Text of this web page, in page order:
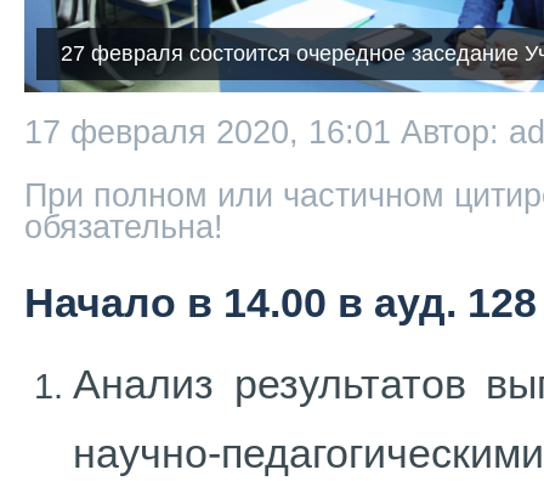
27 февраля состоится очередное заседание
17 февраля 2020, 16:01 Автор:
При полном или частичном
обязательна!
Начало в 14.00 в ауд. 128
Анализ результатов
научно-